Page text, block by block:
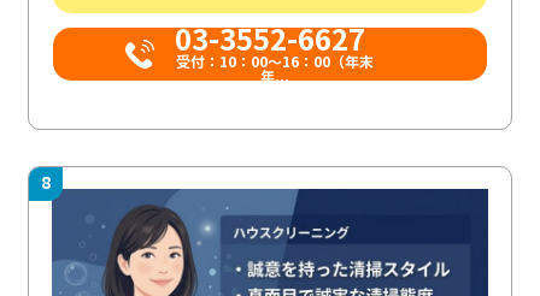
03-3552-6627
受付：10：00～16：00（年末
年...
8